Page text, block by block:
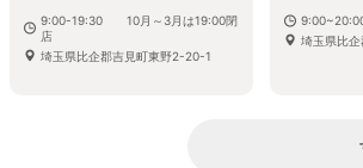
9:00-19:30 10月～3月は19:00閉
店
埼玉県比企郡吉見町東野2-20-1
埼玉県比企